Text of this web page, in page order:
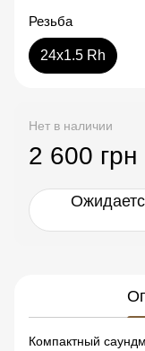
Резьба
24x1.5 Rh
Нет в наличии
2 600 грн
Компактный